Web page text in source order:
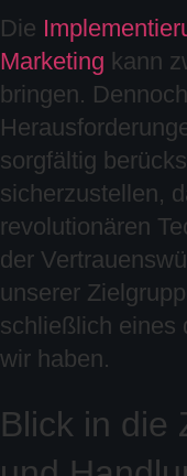
Die
Marketing kann
bringen.
sorgfältig
sicherzustellen,
revolutionären
der
unserer
schließlich eines
wir haben.
Blick in die